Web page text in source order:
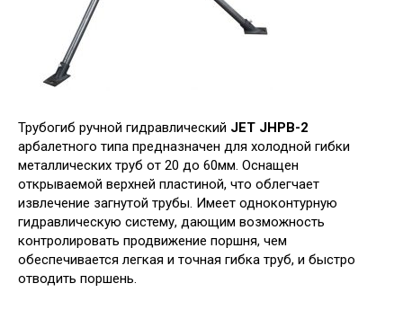
Трубогиб ручной гидравлический JET JHPB-2
арбалетного типа предназначен для холодной гибки
металлических труб от 20 до 60мм. Оснащен
открываемой верхней пластиной, что облегчает
извлечение загнутой трубы. Имеет одноконтурную
гидравлическую систему, дающим возможность
контролировать продвижение поршня, чем
обеспечивается легкая и точная гибка труб, и быстро
отводить поршень.